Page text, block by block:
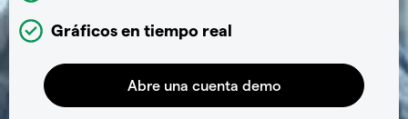
Gráficos en tiempo real